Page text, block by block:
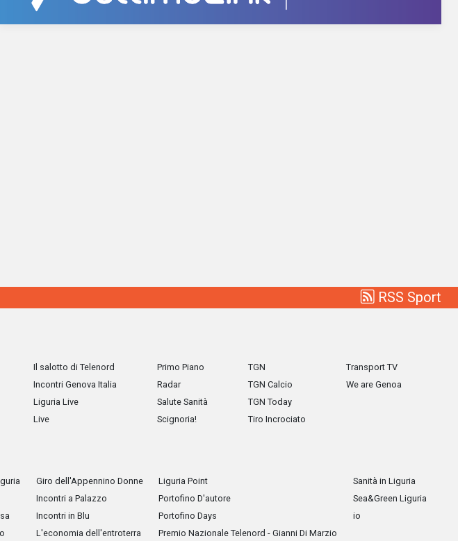
RSS Sport
Il salotto di Telenord
Incontri Genova Italia
Liguria Live
Live
Primo Piano
Radar
Salute Sanità
Scignoria!
TGN
TGN Calcio
TGN Today
Tiro Incrociato
Transport TV
We are Genoa
Giro dell'Appennino Donne
Incontri a Palazzo
Incontri in Blu
L'economia dell'entroterra
Liguria Point
Portofino D'autore
Portofino Days
Premio Nazionale Telenord - Gianni Di Marzio
Sanità in Liguria
Sea&Green Liguria
io